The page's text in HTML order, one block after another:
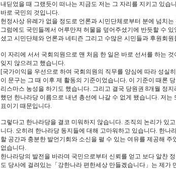
내딛었을 때 그랬듯이 떠나는 지금도 저는 그 자리를 지키고 있습
바로 국민의 것입니다.
헌정사상 유례가 없을 정도로 언론과 시민단체로부터 분에 넘치
그럼에도 국민들께서 어루만져 허물을 덮어주셨기에 반듯할 수
셨고 시민단체와 언론과 네티즌 그리고 수많은 시민들과 후원회
이 자리에 서서 국회의원으로 맨 처음 한 일은 바로 선서를 하는
잊지 않으려고 했습니다.
[국가이익을 우선으로 하여 국회의원의 직무를 양심에 따라 성실
이 문구는 그 때 이후 제 활동의 기준이었습니다. 이 기준이 때론
리스마스 농성을 하기도 했습니다. 그리고 결국 당원권 8개월 정
했던 한나라당 이름으로 내년 총선에 나갈 수 없게 됐습니다. 저
표이기 때문입니다.
그렇다고 한나라당을 결코 미워하지 않습니다. 조직의 논리가 있
니다. 오히려 한나라당 동지들에 대해 고마워하고 있습니다. 한나
할 공간과 충분한 발언기회와 소신을 펼 수 있는 여유를 제공해
없습니다.
한나라당의 발전을 바라며 국민으로부터 신뢰를 얻고 보다 알찬
도 당사에 걸려있는「강한나라 편한세상 만들겠습니다」는 제가